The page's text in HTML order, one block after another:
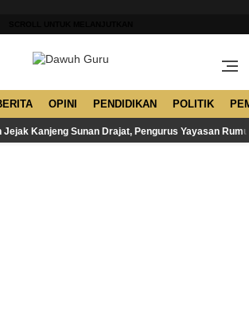
OPINI PENDIDIKAN POLITIK
Jejak Kanjeng Sunan Drajat, Pengurus Yayasan